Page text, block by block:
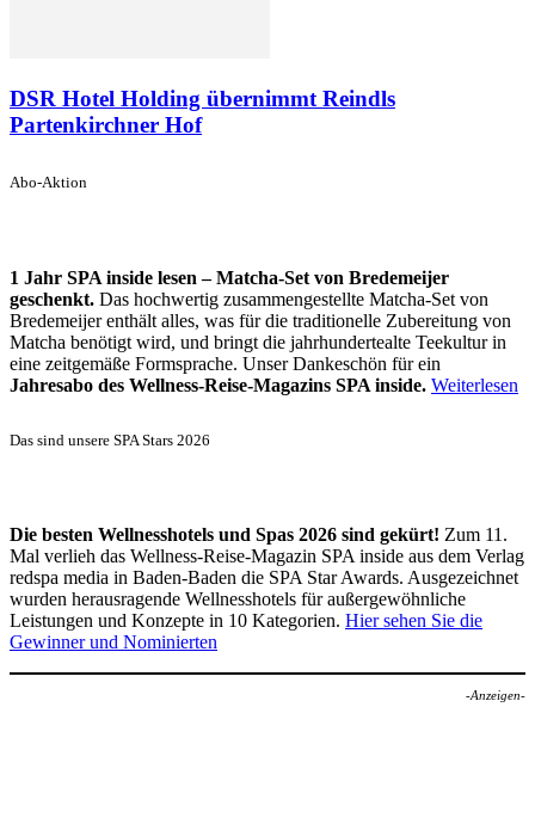
DSR Hotel Holding übernimmt Reindls
Partenkirchner Hof
Abo-Aktion
1 Jahr SPA inside lesen – Matcha-Set von Bredemeijer
geschenkt. Das hochwertig zusammengestellte Matcha-Set von
Bredemeijer enthält alles, was für die traditionelle Zubereitung von
Matcha benötigt wird, und bringt die jahrhundertealte Teekultur in
eine zeitgemäße Formsprache. Unser Dankeschön für ein
Jahresabo des Wellness-Reise-Magazins SPA inside. Weiterlesen
Das sind unsere SPA Stars 2026
Die besten Wellnesshotels und Spas 2026 sind gekürt! Zum 11.
Mal verlieh das Wellness-Reise-Magazin SPA inside aus dem Verlag
redspa media in Baden-Baden die SPA Star Awards. Ausgezeichnet
wurden herausragende Wellnesshotels für außergewöhnliche
Leistungen und Konzepte in 10 Kategorien. Hier sehen Sie die
Gewinner und Nominierten
-Anzeigen-